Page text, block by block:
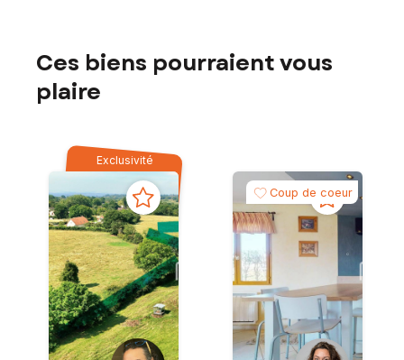
Ces biens pourraient vous
plaire
Exclusivité
Coup de coeur